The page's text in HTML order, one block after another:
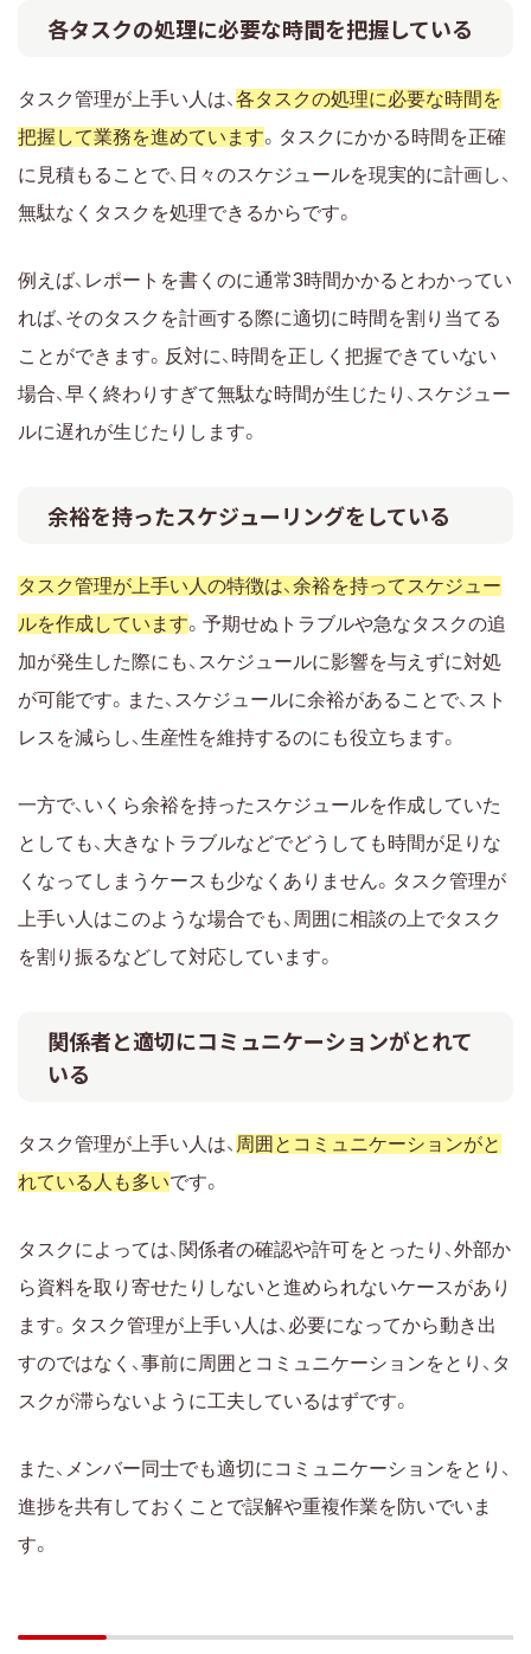
各タスクの処理に必要な時間を把握している
タスク管理が上手い人は、 各タスクの処理に必要な時間を
把握して業務を進めています。タスクにかかる時間を正確
に見積もることで、日々のスケジュールを現実的に計画し、
無駄なくタスクを処理できるからです。
例えば、レポートを書くのに通常3時間かかるとわかってい
れば、そのタスクを計画する際に適切に時間を割り当てる
ことができます。反対に、時間を正しく把握できていない
場合、早く終わりすぎて無駄な時間が生じたり、スケジュー
ルに遅れが生じたりします。
余裕を持ったスケジューリングをしている
タスク管理が上手い人の特徴は、余裕を持ってスケジュー
ルを作成しています。予期せぬトラブルや急なタスクの追
加が発生した際にも、スケジュールに影響を与えずに対処
が可能です。また、スケジュールに余裕があることで、スト
レスを減らし、生産性を維持するのにも役立ちます。
一方で、いくら余裕を持ったスケジュールを作成していた
としても、大きなトラブルなどでどうしても時間が足りな
くなってしまうケースも少なくありません。タスク管理が
上手い人はこのような場合でも、周囲に相談の上でタスク
を割り振るなどして対応しています。
関係者と適切にコミュニケーションがとれて
いる
タスク管理が上手い人は、 周囲とコミュニケーションがと
れている人も多いです。
タスクによっては、関係者の確認や許可をとったり、外部か
ら資料を取り寄せたりしないと進められないケースがあり
ます。タスク管理が上手い人は、必要になってから動き出
すのではなく、事前に周囲とコミュニケーションをとり、タ
スクが滞らないように工夫しているはずです。
また、メンバー同士でも適切にコミュニケーションをとり、
進捗を共有しておくことで誤解や重複作業を防いでいま
す。